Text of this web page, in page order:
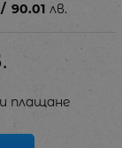
/ 90.01 лв.
плащане